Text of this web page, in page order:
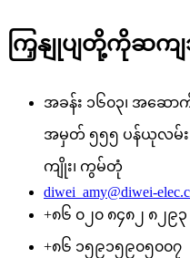
ကြှနျုပျတို့ကိုဆကျ
အခန်း ၁၆၀၃၊ အဆော
အမှတ် ၅၅၅ ပန်ယုလမ်း
ကျိုး၊ ကွမ်တုံ
diwei_amy@diwei-
+၈၆ ၀၂၀ ၈၄၈၂ ၈၂၉၃
+၈၆ ၁၅၉၁၅၉၀၅၀၀၇